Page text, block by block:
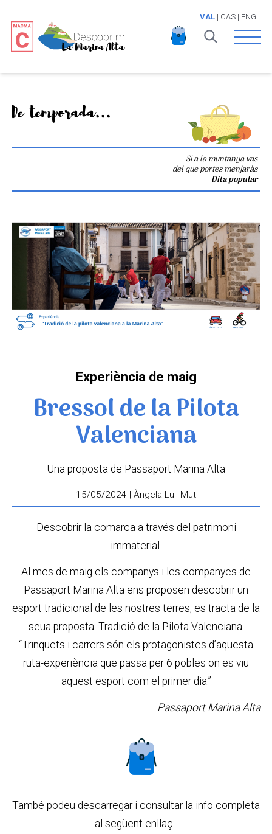
VAL| CAS| ENG
Open
De temporada...
Si a la muntanya vas
del que portes menjaràs
Dita popular
Experiència de maig
Bressol de la Pilota
Valenciana
Una proposta de Passaport Marina Alta
15/05/2024 | Àngela Lull Mut
Descobrir la comarca a través del patrimoni
immaterial.
Al mes de maig els companys i les companyes de
Passaport Marina Alta ens proposen descobrir un
esport tradicional de les nostres terres, es tracta de la
seua proposta: Tradició de la Pilota Valenciana.
“Trinquets i carrers són els protagonistes d’aquesta
ruta-experiència que passa per 6 pobles on es viu
aquest esport com el primer dia.”
Passaport Marina Alta
També podeu descarregar i consultar la info completa
al següent enllaç: